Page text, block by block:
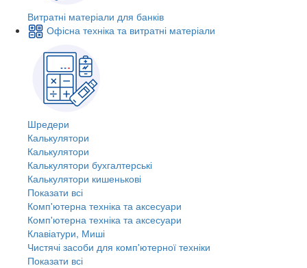
Витратні матеріали для банків
Офісна техніка та витратні матеріали
Шредери
Калькулятори
Калькулятори
Калькулятори бухгалтерські
Калькулятори кишенькові
Показати всі
Комп'ютерна техніка та аксесуари
Комп'ютерна техніка та аксесуари
Клавіатури, Миші
Чистячі засоби для комп'ютерної техніки
Показати всі